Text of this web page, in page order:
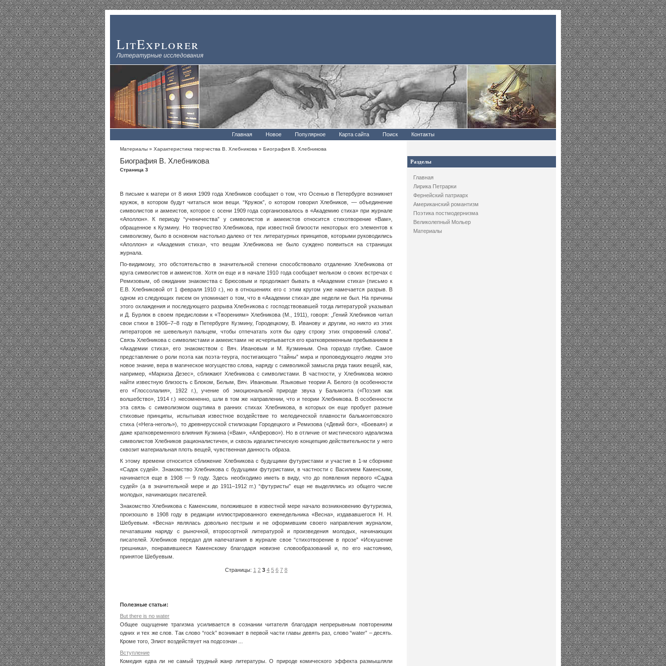
LitExplorer
Литературные исследования
Главная Новое Популярное Карта сайта Поиск Контакты
Разделы
Главная
Лирика Петрарки
Фернейский патриарх
Американский романтизм
Поэтика постмодернизма
Великолепный Мольер
Материалы
Материалы » Характеристика творчества В. Хлебникова » Биография В. Хлебникова
Биография В. Хлебникова
Страница 3
В письме к матери от 8 июня 1909 года Хлебников сообщает о том, что Осенью в Петербурге возникнет
кружок, в котором будут читаться мои вещи. “Кружок”, о котором говорил Хлебников, — объединение
символистов и акмеистов, которое с осени 1909 года сорганизовалось в «Академию стиха» при журнале
«Аполлон». К периоду “ученичества” у символистов и акмеистов относится стихотворение «Вам»,
обращенное к Кузмину. Но творчество Хлебникова, при известной близости некоторых его элементов к
символизму, было в основном настолько далеко от тех литературных принципов, которыми руководились
«Аполлон» и «Академия стиха», что вещам Хлебникова не было суждено появиться на страницах
журнала.
По-видимому, это обстоятельство в значительной степени способствовало отдалению Хлебникова от
круга символистов и акмеистов. Хотя он еще и в начале 1910 года сообщает мельком о своих встречах с
Ремизовым, об ожидании знакомства с Брюсовым и продолжает бывать в «Академии стиха» (письмо к
Е.В. Хлебниковой от 1 февраля 1910 г.), но в отношениях его с этим кругом уже намечается разрыв. В
одном из следующих писем он упоминает о том, что в «Академии стиха» две недели не был. На причины
этого охлаждения и последующего разрыва Хлебникова с господствовавшей тогда литературой указывал
и Д. Бурлюк в своем предисловии к «Творениям» Хлебникова (М., 1911), говоря: „Гений Хлебников читал
свои стихи в 1906–7–8 году в Петербурге Кузмину, Городецкому, В. Иванову и другим, но никто из этих
литераторов не шевельнул пальцем, чтобы отпечатать хотя бы одну строку этих откровений слова”.
Связь Хлебникова с символистами и акмеистами не исчерпывается его кратковременным пребыванием в
«Академии стиха», его знакомством с Вяч. Ивановым и М. Кузминым. Она гораздо глубже. Самое
представление о роли поэта как поэта-теурга, постигающего “тайны” мира и проповедующего людям это
новое знание, вера в магическое могущество слова, наряду с символикой замысла ряда таких вещей, как,
например, «Маркиза Дезес», сближают Хлебникова с символистами. В частности, у Хлебникова можно
найти известную близость с Блоком, Белым, Вяч. Ивановым. Языковые теории А. Белого (в особенности
его «Глоссолалия», 1922 г.), учение об эмоциональной природе звука у Бальмонта («Поэзия как
волшебство», 1914 г.) несомненно, шли в том же направлении, что и теории Хлебникова. В особенности
эта связь с символизмом ощутима в ранних стихах Хлебникова, в которых он еще пробует разные
стиховые принципы, испытывая известное воздействие то мелодической плавности бальмонтовского
стиха («Нега-неголь»), то древнерусской стилизации Городецкого и Ремизова («Девий бог», «Боевая») и
даже кратковременного влияния Кузмина («Вам», «Алферово»). Но в отличие от мистического идеализма
символистов Хлебников рационалистичен, и сквозь идеалистическую концепцию действительности у него
сквозит материальная плоть вещей, чувственная данность образа.
К этому времени относится сближение Хлебникова с будущими футуристами и участие в 1-м сборнике
«Садок судей». Знакомство Хлебникова с будущими футуристами, в частности с Василием Каменским,
начинается еще в 1908 — 9 году. Здесь необходимо иметь в виду, что до появления первого «Садка
судей» (а в значительной мере и до 1911–1912 гг.) “футуристы” еще не выделялись из общего числе
молодых, начинающих писателей.
Знакомство Хлебникова с Каменским, положившее в известной мере начало возникновению футуризма,
произошло в 1908 году в редакции иллюстрированного еженедельника «Весна», издававшегося Н. Н.
Шебуевым. «Весна» являлась довольно пестрым и не оформившим своего направления журналом,
печатавшим наряду с рыночной, второсортной литературой и произведения молодых, начинающих
писателей. Хлебников передал для напечатания в журнале свое “стихотворение в прозе” «Искушение
грешника», понравившееся Каменскому благодаря новизне словообразований и, по его настоянию,
принятое Шебуевым.
Страницы: 1 2 3 4 5 6 7 8
Полезные статьи:
But there is no water
Общее ощущение трагизма усиливается в сознании читателя благодаря непрерывным повторениям
одних и тех же слов. Так слово “rock” возникает в первой части главы девять раз, слово “water” – десять.
Кроме того, Элиот воздействует на подсознан ...
Вступление
Комедия едва ли не самый трудный жанр литературы. О природе комического эффекта размышляли